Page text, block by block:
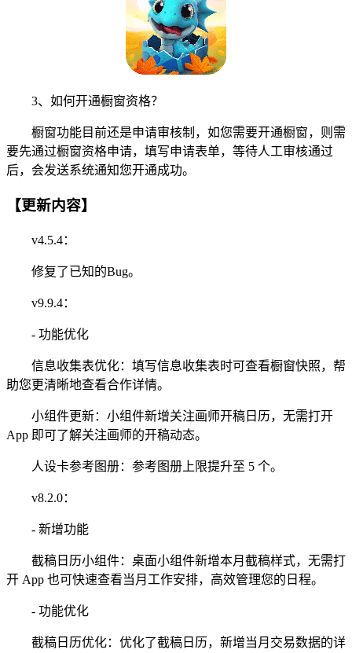
3、如何开通橱窗资格？
橱窗功能目前还是申请审核制，如您需要开通橱窗，则需
要先通过橱窗资格申请，填写申请表单，等待人工审核通过
后，会发送系统通知您开通成功。
【更新内容】
v4.5.4：
修复了已知的Bug。
v9.9.4：
- 功能优化
信息收集表优化：填写信息收集表时可查看橱窗快照，帮
助您更清晰地查看合作详情。
小组件更新：小组件新增关注画师开稿日历，无需打开
App 即可了解关注画师的开稿动态。
人设卡参考图册：参考图册上限提升至 5 个。
v8.2.0：
- 新增功能
截稿日历小组件：桌面小组件新增本月截稿样式，无需打
开 App 也可快速查看当月工作安排，高效管理您的日程。
- 功能优化
截稿日历优化：优化了截稿日历，新增当月交易数据的详